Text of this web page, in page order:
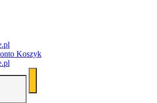
Koszyk